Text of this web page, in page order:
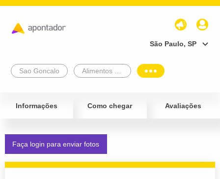
São Paulo, SP
Sao Goncalo
Informações Como chegar Avaliações
Faça login para enviar fotos